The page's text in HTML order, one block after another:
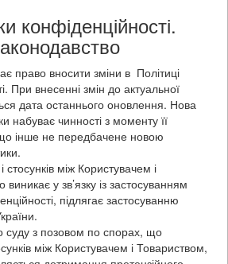
конфіденційності.
право вносити зміни в Політиці
При внесенні змін до актуальної
дата останнього оновлення. Нова
набуває чинності з моменту її
інше не передбачене новою
стосунків між Користувачем і
у зв’язку із застосуванням
підлягає застосуванню
суду з позовом по спорах, що
між Користувачем і Товариством,